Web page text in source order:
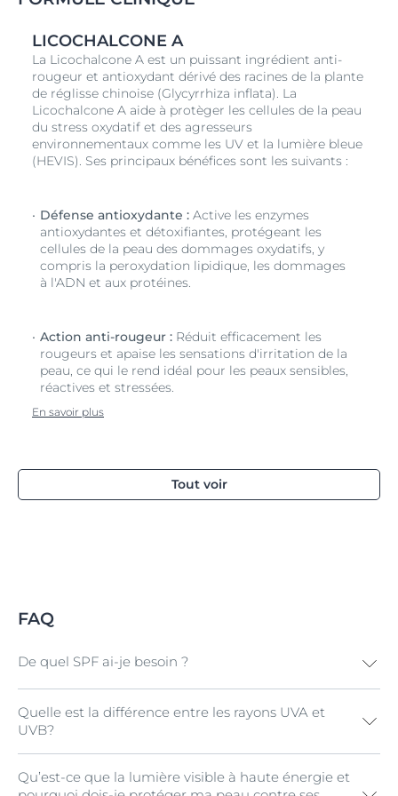
LICOCHALCONE A
La Licochalcone A est un puissant ingrédient anti-
rougeur et antioxydant dérivé des racines de la plante
de réglisse chinoise (Glycyrrhiza inflata). La
Licochalcone A aide à protèger les cellules de la peau
du stress oxydatif et des agresseurs
environnementaux comme les UV et la lumière bleue
(HEVIS). Ses principaux bénéfices sont les suivants :
Défense antioxydante : Active les enzymes
antioxydantes et détoxifiantes, protégeant les
cellules de la peau des dommages oxydatifs, y
compris la peroxydation lipidique, les dommages
à l'ADN et aux protéines.
Action anti-rougeur : Réduit efficacement les
rougeurs et apaise les sensations d'irritation de la
peau, ce qui le rend idéal pour les peaux sensibles,
réactives et stressées.
En savoir plus
Tout voir
FAQ
De quel SPF ai-je besoin ?
Les produits solaires se déclinent en quatre niveaux de
protection différents : protection faible (SPF 6 à 10),
moyenne (SPF 15 à 25), haute (SPF 30 à 50) et très
haute (SPF 50+). Plus le facteur de protection est élevé,
mieux la peau est protégée. Néanmoins, il est très
Quelle est la différence entre les rayons UVA et
UVB?
Les rayons UVA (ultraviolets A) pénètrent dans les
Qu’est-ce que la lumière visible à haute énergie et